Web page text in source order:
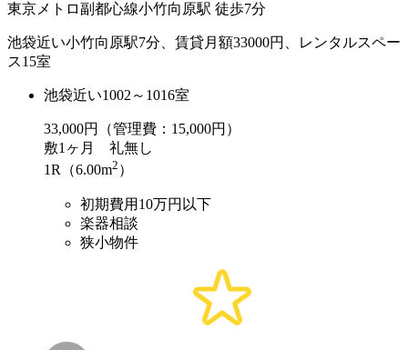
東京メトロ副都心線小竹向原駅 徒歩7分
池袋近い小竹向原駅7分、賃貸月額33000円、レンタルスペー
ス15室
池袋近い1002～1016室
33,000円（管理費：15,000円）
敷1ヶ月 礼無し
1R（6.00m2 ）
初期費用10万円以下
楽器相談
狭小物件